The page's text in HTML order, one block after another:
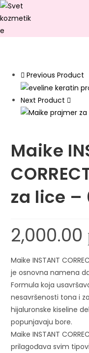
Previous Product
Next Product
Maike
za lice –
2,000.00
Maike INSTANT
je osnovna namena
Formula koja
nesavršenosti tona i
hijaluronske kiseline
popunjavaju bore.
Maike INSTANT
prilagođava svim